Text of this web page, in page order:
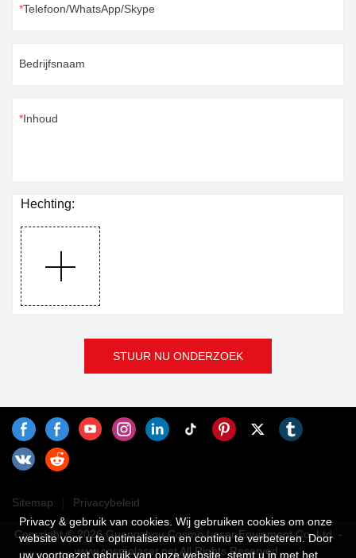
Telefoon/WhatsApp/Skype
Bedrijfsnaam
Inhoud
Hechting:
STUUR NU ONDERZOEK
Sitemap Privacybeleid
Copyright © 2026 Guangzhou Cosmo Laser Equipment Co.,Ltd. -
www.cosmolaser.net All Rights Reserved.
Privacy & gebruik van cookies. Wij gebruiken cookies om onze
website voor u te optimaliseren en continu te verbeteren. Door
uw voortgezet gebruik van onze website, stemt u in met het